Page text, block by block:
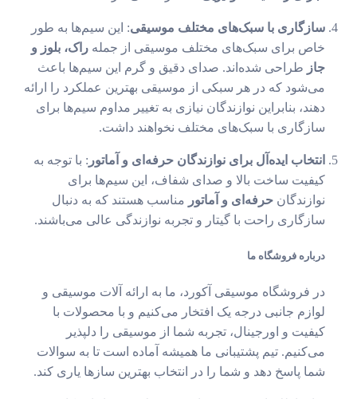
سازگاری با سبک‌های مختلف موسیقی: این سیم‌ها به طور
خاص برای سبک‌های مختلف موسیقی از جملهراک، بلوز و
جازطراحی شده‌اند. صدای دقیق و گرم این سیم‌ها باعث
می‌شود که در هر سبکی از موسیقی بهترین عملکرد را ارائه
دهند، بنابراین نوازندگان نیازی به تغییر مداوم سیم‌ها برای
سازگاری با سبک‌های مختلف نخواهند داشت.
انتخاب ایده‌آل برای نوازندگان حرفه‌ای و آماتور: با توجه به
کیفیت ساخت بالا و صدای شفاف، این سیم‌ها برای
نوازندگانحرفه‌ای و آماتورمناسب هستند که به دنبال
سازگاری راحت با گیتار و تجربه نوازندگی عالی می‌باشند.
درباره فروشگاه ما
در فروشگاه موسیقی آکورد، ما به ارائه آلات موسیقی و
لوازم جانبی درجه یک افتخار می‌کنیم و با محصولات با
کیفیت و اورجینال، تجربه شما از موسیقی را دلپذیر
می‌کنیم. تیم پشتیبانی ما همیشه آماده است تا به سوالات
شما پاسخ دهد و شما را در انتخاب بهترین سازها یاری کند.